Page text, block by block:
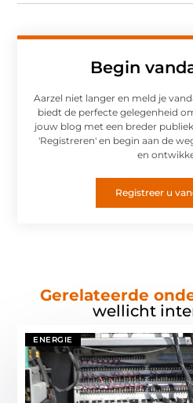
Begin
Aarzel niet langer en meld je
biedt de perfecte gelegenheid
jouw blog met een breder
'Registreren' en begin aan de
en
Registreer u
Gerelateerde
wellicht
ENERGIE